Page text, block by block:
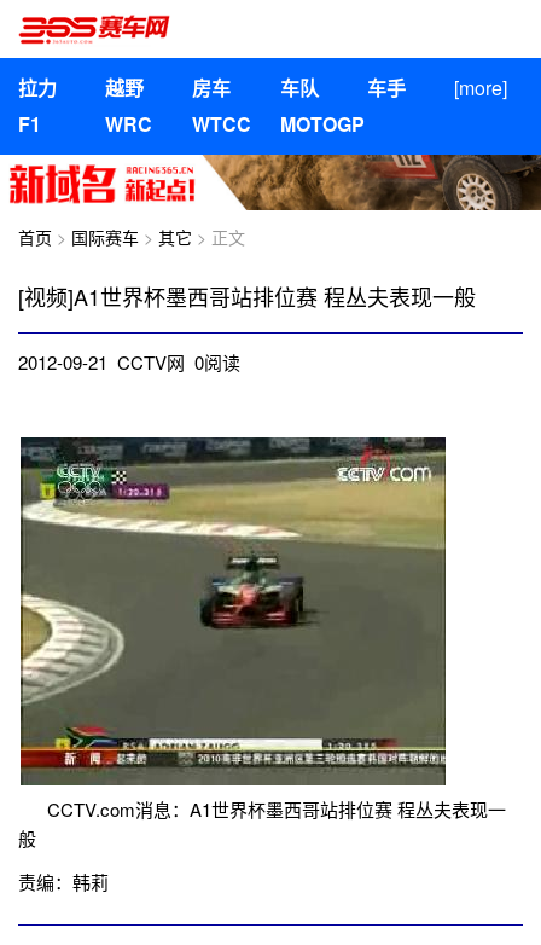
拉力 越野 房车 车队 车手
[more]
F1
WRC WTCC MOTOGP
首页 > 国际赛车 > 其它 > 正文
[视频]A1世界杯墨西哥站排位赛 程丛夫表现一般
2012-09-21 CCTV网 0阅读
CCTV.com消息：A1世界杯墨西哥站排位赛 程丛夫表现一
般
责编：韩莉